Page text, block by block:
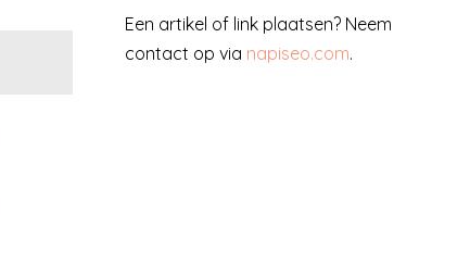
Een artikel of link plaatsen? Neem
contact op via napiseo.com.